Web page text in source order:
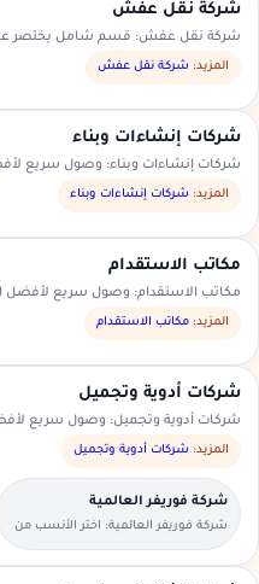
شركة نقل عفش
شركة نقل عفش: قسم شامل يختصر
المزيد: شركة نقل عفش
شركات إنشاءات وبناء
شركات إنشاءات وبناء: وصول سريع
المزيد: شركات إنشاءات وبناء
مكاتب الاستقدام
مكاتب الاستقدام: وصول سريع لأفضل
المزيد: مكاتب الاستقدام
شركات أدوية وتجميل
شركات أدوية وتجميل: وصول سريع
المزيد: شركات أدوية وتجميل
شركة فوريفر العالمية
شركة فوريفر العالمية: اختر الأنسب من
العروض المتاحة في منطقتك.